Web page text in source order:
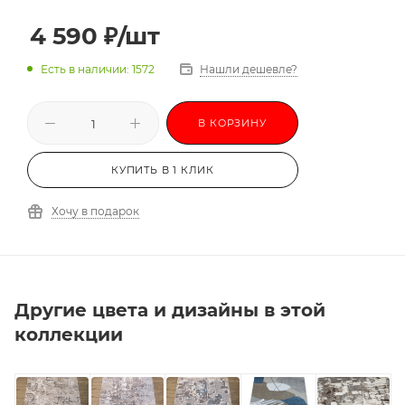
3,0х5,5 3,0х6,0
4 590 ₽/шт
Есть в наличии: 1572 Нашли дешевле?
В КОРЗИНУ
КУПИТЬ В 1 КЛИК
Хочу в подарок
Другие цвета и дизайны в этой
коллекции